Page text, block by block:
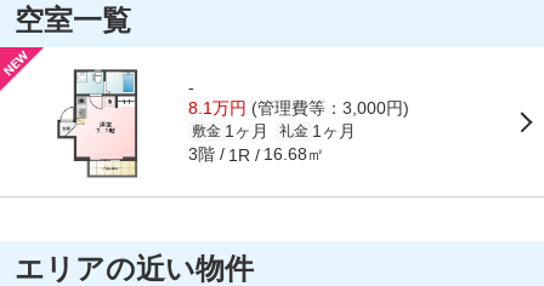
空室一覧
-
8.1万円 (管理費等：3,000円)
敷金 1ヶ月 礼金 1ヶ月
3階 1R 16.68㎡
エリアの近い物件